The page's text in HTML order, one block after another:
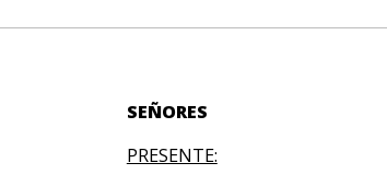
SEÑORES
PRESENTE: